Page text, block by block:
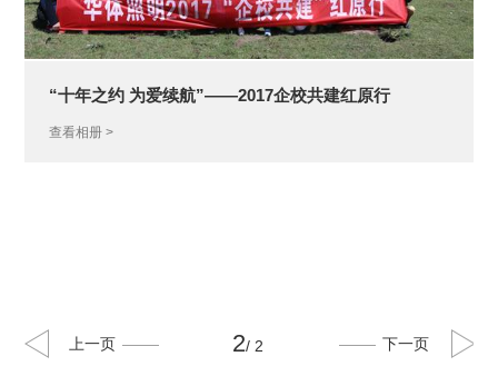
招标公告 中标公告
“十年之约 为爱续航”——2017企校共建红原行
查看相册 >
上一页 下一页
2/ 2